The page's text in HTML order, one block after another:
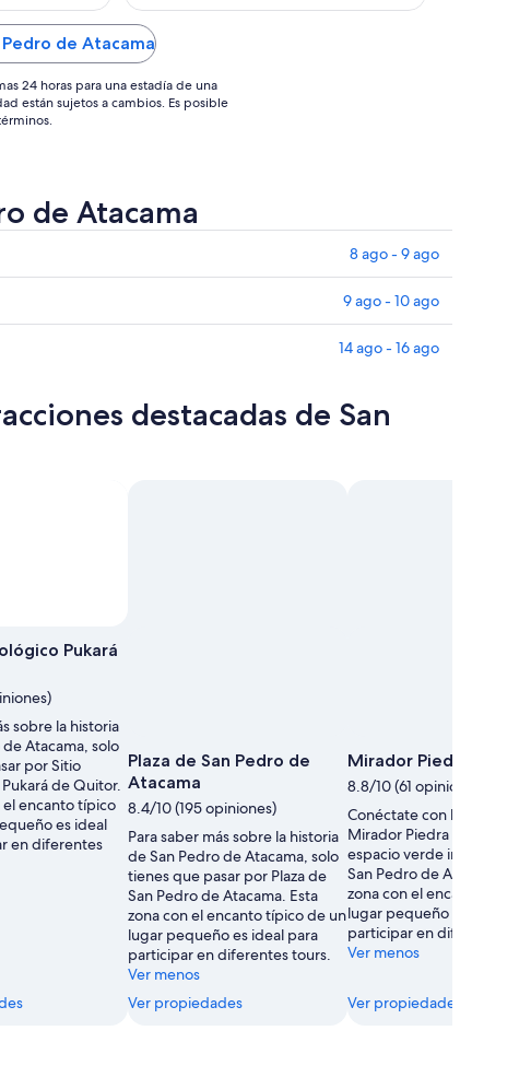
de Atacama
24 horas para una estadía de una
están sujetos a cambios. Es posible
de Atacama
8 ago - 9 ago
9 ago - 10 ago
14 ago - 16 ago
destacadas de San
Rentz
Pukará
sobre la historia
Atacama, solo
por Sitio
de Quitor.
el encanto típico
es ideal
en diferentes
Plaza de San Pedro de
Atacama
8.4/10 (195 opiniones)
Para saber más sobre la historia
de San Pedro de Atacama, solo
tienes que pasar por Plaza de
San Pedro de Atacama. Esta
zona con el encanto típico de un
lugar pequeño es ideal para
participar en diferentes tours.
Ver menos
Ver propiedades
Mirador Piedra del
8.8/10 (61 opiniones)
Conéctate con la
Mirador Piedra del
espacio verde imperdible
San Pedro de Atacama.
zona con el encanto típico
lugar pequeño es ideal
participar en diferentes
Ver menos
Ver propiedades